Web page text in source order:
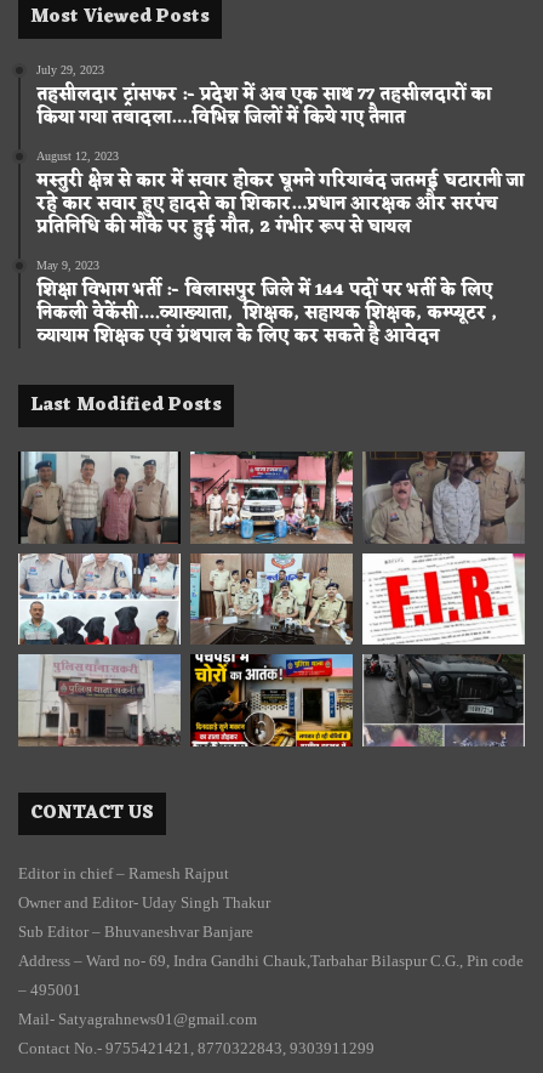
Most Viewed Posts
July 29, 2023
तहसीलदार ट्रांसफर :- प्रदेश में अब एक साथ 77 तहसीलदारों का
किया गया तबादला….विभिन्न जिलों में किये गए तैनात
August 12, 2023
मस्तुरी क्षेत्र से कार में सवार होकर घूमने गरियाबंद जतमई घटारानी जा
रहे कार सवार हुए हादसे का शिकार…प्रधान आरक्षक और सरपंच
प्रतिनिधि की मौके पर हुई मौत, 2 गंभीर रूप से घायल
May 9, 2023
शिक्षा विभाग भर्ती :- बिलासपुर जिले में 144 पदों पर भर्ती के लिए
निकली वेकेंसी….व्याख्याता, शिक्षक, सहायक शिक्षक, कम्प्यूटर ,
व्यायाम शिक्षक एवं ग्रंथपाल के लिए कर सकते है आवेदन
Last Modified Posts
CONTACT US
Editor in chief – Ramesh Rajput
Owner and Editor- Uday Singh Thakur
Sub Editor – Bhuvaneshvar Banjare
Address – Ward no- 69, Indra Gandhi Chauk,Tarbahar Bilaspur C.G., Pin code
– 495001
Mail- Satyagrahnews01@gmail.com
Contact No.- 9755421421, 8770322843, 9303911299